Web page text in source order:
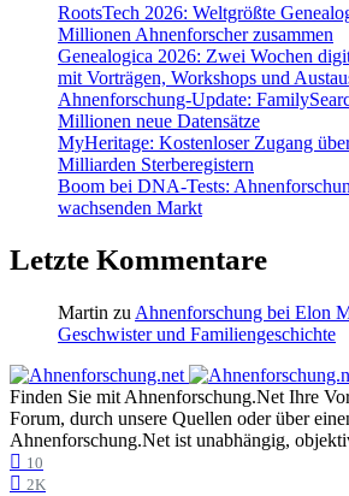
RootsTech 2026: Weltgrößte
Millionen Ahnenforscher zusammen
Genealogica 2026: Zwei Wochen
mit Vorträgen, Workshops und
Ahnenforschung-Update:
Millionen neue Datensätze
MyHeritage: Kostenloser Zugang
Milliarden Sterberegistern
Boom bei DNA-Tests:
wachsenden Markt
Letzte Kommentare
Martin zu Ahnenforschung bei Elon
Geschwister und Familiengeschichte
Finden Sie mit Ahnenforschung.Net Ihre
Forum, durch unsere Quellen oder über
Ahnenforschung.Net ist unabhängig,
10
2K